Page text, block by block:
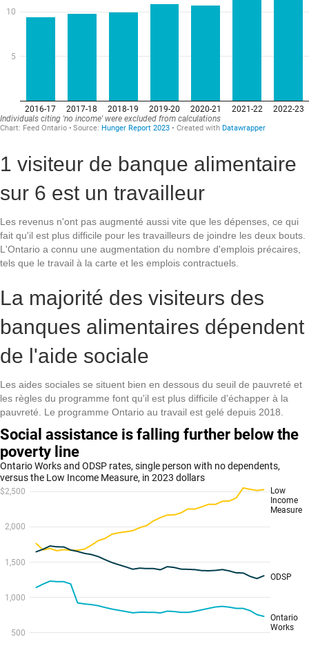
1 visiteur de banque alimentaire
sur 6 est un travailleur
Les revenus n'ont pas augmenté aussi vite que les dépenses, ce qui
fait qu'il est plus difficile pour les travailleurs de joindre les deux bouts.
L'Ontario a connu une augmentation du nombre d'emplois précaires,
tels que le travail à la carte et les emplois contractuels.
La majorité des visiteurs des
banques alimentaires dépendent
de l'aide sociale
Les aides sociales se situent bien en dessous du seuil de pauvreté et
les règles du programme font qu'il est plus difficile d'échapper à la
pauvreté. Le programme Ontario au travail est gelé depuis 2018.